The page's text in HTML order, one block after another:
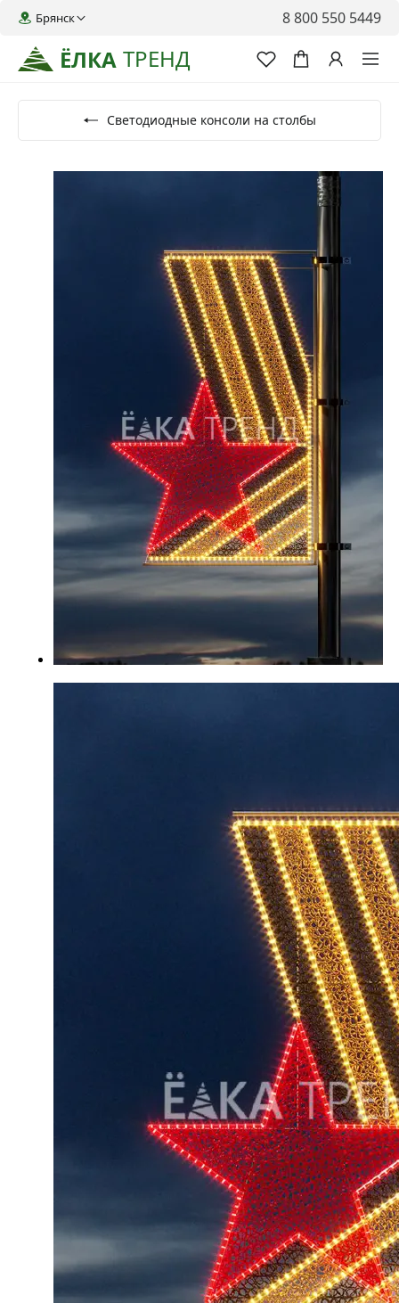
ЁЛКА ТРЕНД
Брянск 8 800 550 5449
Светодиодные консоли на столбы